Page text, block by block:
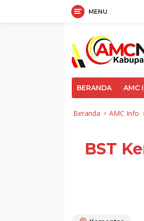
MENU
BERANDA AMC
Beranda AMC Info
BST